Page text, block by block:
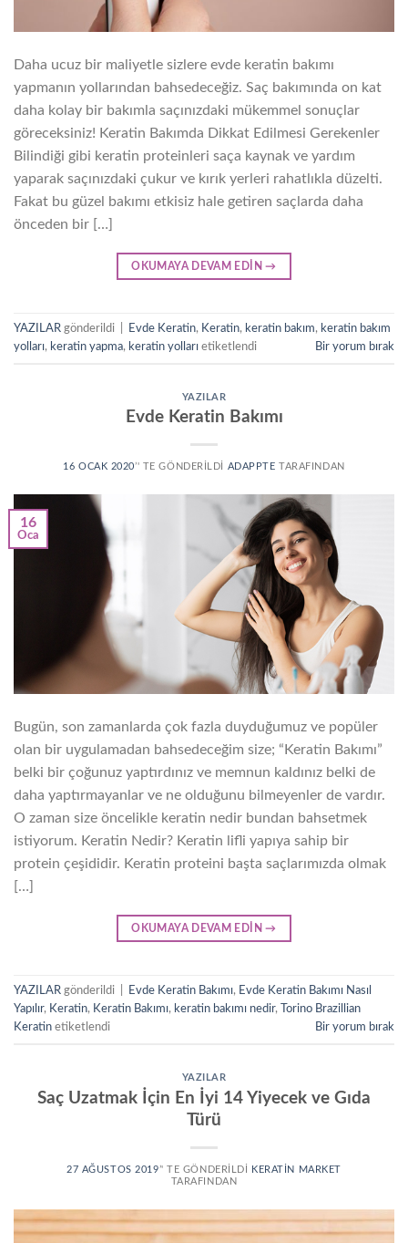
Daha ucuz bir maliyetle sizlere evde keratin bakımı
yapmanın yollarından bahsedeceğiz. Saç bakımında on kat
daha kolay bir bakımla saçınızdaki mükemmel sonuçlar
göreceksiniz! Keratin Bakımda Dikkat Edilmesi Gerekenler
Bilindiği gibi keratin proteinleri saça kaynak ve yardım
yaparak saçınızdaki çukur ve kırık yerleri rahatlıkla düzelti.
Fakat bu güzel bakımı etkisiz hale getiren saçlarda daha
önceden bir […]
OKUMAYA DEVAM EDIN→
YAZILAR gönderildi Evde Keratin, Keratin, keratin bakım, keratin bakım
yolları, keratin yapma, keratin yolları etiketlendi Bir yorum bırak
YAZILAR
Evde Keratin Bakımı
16 OCAK 2020’' TE GÖNDERILDI ADAPPTE TARAFINDAN
16
Oca
Bugün, son zamanlarda çok fazla duyduğumuz ve popüler
olan bir uygulamadan bahsedeceğim size; “Keratin Bakımı”
belki bir çoğunuz yaptırdınız ve memnun kaldınız belki de
daha yaptırmayanlar ve ne olduğunu bilmeyenler de vardır.
O zaman size öncelikle keratin nedir bundan bahsetmek
istiyorum. Keratin Nedir? Keratin lifli yapıya sahip bir
protein çeşididir. Keratin proteini başta saçlarımızda olmak
[…]
OKUMAYA DEVAM EDIN→
YAZILAR gönderildi Evde Keratin Bakımı, Evde Keratin Bakımı Nasıl
Yapılır, Keratin, Keratin Bakımı, keratin bakımı nedir,
Torino Brazillian
Keratin etiketlendi Bir yorum bırak
YAZILAR
Saç Uzatmak İçin En İyi 14 Yiyecek ve Gıda
Türü
27 AĞUSTOS 2019’' TE GÖNDERILDI
KERATIN MARKET
TARAFINDAN